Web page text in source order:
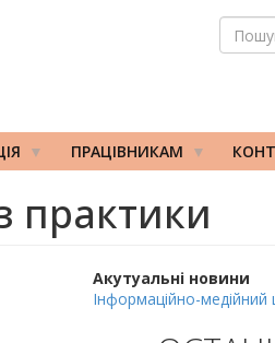
ПОШУК
ПРАЦІВНИКАМ
практики
Акутуальні новини
Інформаційно-медійний